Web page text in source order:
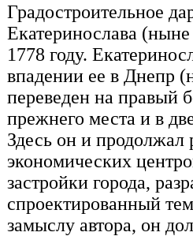
Градостроительное
Екатеринослава
1778 году.
впадении ее в Днепр
переведен на правый
прежнего места и в
Здесь он и продолжал
экономических
застройки города,
спроектированный
замыслу автора, он